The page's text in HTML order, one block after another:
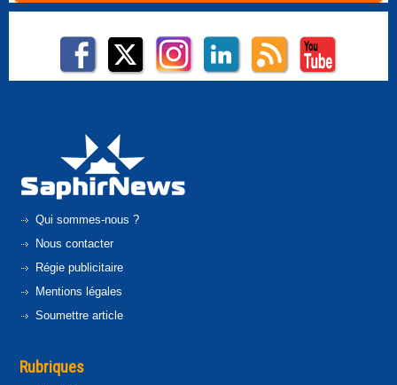
Qui sommes-nous ?
Nous contacter
Régie publicitaire
Mentions légales
Soumettre article
Rubriques